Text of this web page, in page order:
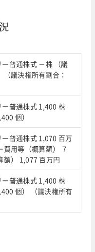
普通株式 －株 （議
議決権所有割合：
普通株式 1,400 株
個）
普通株式 1,070 百万
費用等（概算額） ７
額） 1,077 百万円
普通株式 1,400 株
個） （議決権所有